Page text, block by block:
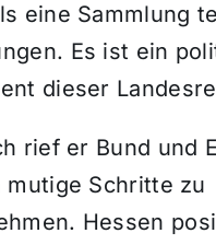
eine Sammlung
Es ist ein
dieser
rief er Bund und
mutige Schritte zu
Hessen